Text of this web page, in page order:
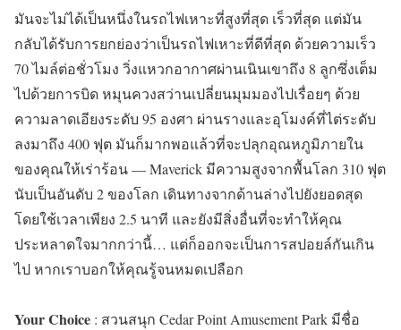
มันจะไม่ได้เป็นหนึ่งในรถไฟเหาะที่สูงที่สุด เร็วที่สุด แต่มัน
กลับได้รับการยกย่องว่าเป็นรถไฟเหาะที่ดีที่สุด ด้วยความเร็ว
70 ไมล์ต่อชั่วโมง วิ่งแหวกอากาศผ่านเนินเขาถึง 8 ลูกซึ่งเต็ม
ไปด้วยการบิด หมุนควงสว่านเปลี่ยนมุมมองไปเรื่อยๆ ด้วย
ความลาดเอียงระดับ 95 องศา ผ่านรางและอุโมงค์ที่ไต่ระดับ
ลงมาถึง 400 ฟุต มันก็มากพอแล้วที่จะปลุกอุณหภูมิภายใน
ของคุณให้เร่าร้อน — Maverick มีความสูงจากพื้นโลก 310 ฟุต
นับเป็นอันดับ 2 ของโลก เดินทางจากด้านล่างไปยังยอดสุด
โดยใช้เวลาเพียง 2.5 นาที และยังมีสิ่งอื่นที่จะทำให้คุณ
ประหลาดใจมากกว่านี้… แต่ก็ออกจะเป็นการสปอยล์กันเกิน
ไป หากเราบอกให้คุณรู้จนหมดเปลือก
Your Choice : สวนสนุก Cedar Point Amusement Park มีชื่อ